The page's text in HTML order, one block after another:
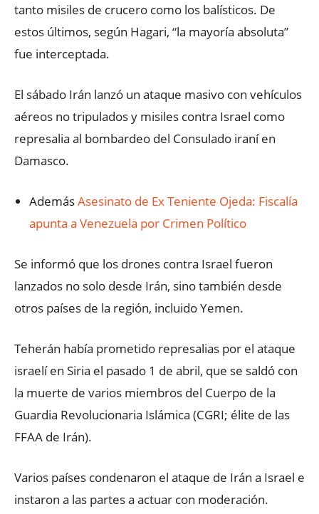
tanto misiles de crucero como los balísticos. De
estos últimos, según Hagari, “la mayoría absoluta”
fue interceptada.
El sábado Irán lanzó un ataque masivo con vehículos
aéreos no tripulados y misiles contra Israel como
represalia al bombardeo del Consulado iraní en
Damasco.
AdemásAsesinato de Ex Teniente Ojeda: Fiscalía
apunta a Venezuela por Crimen Político
Se informó que los drones contra Israel fueron
lanzados no solo desde Irán, sino también desde
otros países de la región, incluido Yemen.
Teherán había prometido represalias por el ataque
israelí en Siria el pasado 1 de abril, que se saldó con
la muerte de varios miembros del Cuerpo de la
Guardia Revolucionaria Islámica (CGRI; élite de las
FFAA de Irán).
Varios países condenaron el ataque de Irán a Israel e
instaron a las partes a actuar con moderación.